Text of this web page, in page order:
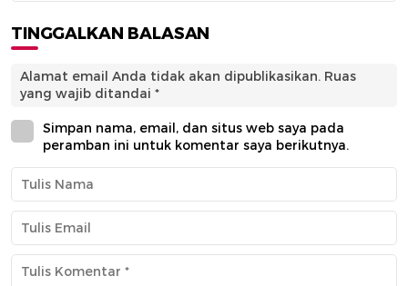
TINGGALKAN BALASAN
Alamat email Anda tidak akan dipublikasikan. Ruas
yang wajib ditandai *
Simpan nama, email, dan situs web saya pada
peramban ini untuk komentar saya berikutnya.